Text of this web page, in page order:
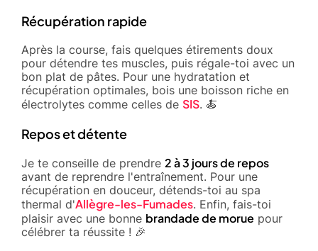
Récupération rapide
Après la course, fais quelques étirements doux
pour détendre tes muscles, puis régale-toi avec un
bon plat de pâtes. Pour une hydratation et
récupération optimales, bois une boisson riche en
électrolytes comme celles de SIS. 🍝
Repos et détente
Je te conseille de prendre 2 à 3 jours de repos
avant de reprendre l'entraînement. Pour une
récupération en douceur, détends-toi au spa
thermal d'Allègre-les-Fumades. Enfin, fais-toi
plaisir avec une bonne brandade de morue pour
célébrer ta réussite ! 🎉